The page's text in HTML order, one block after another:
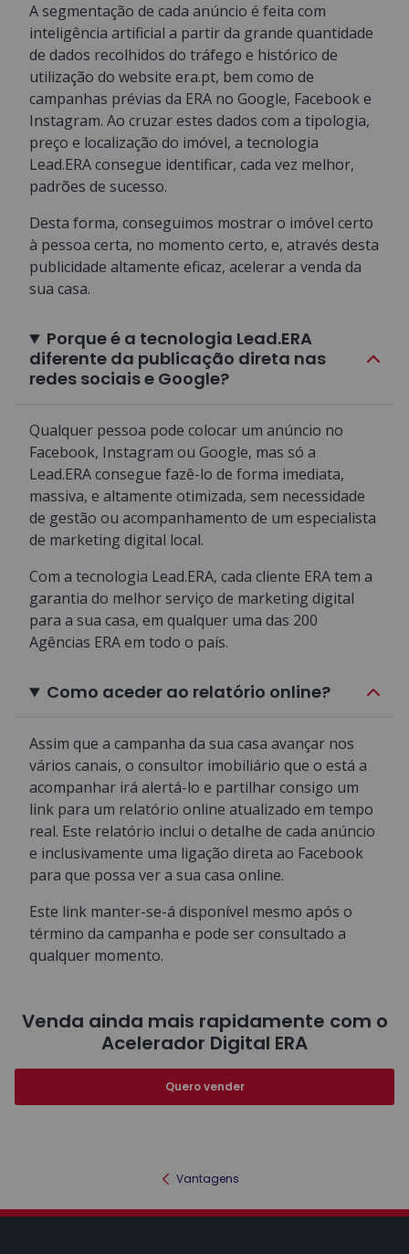
A segmentação de cada anúncio é feita com
inteligência artificial a partir da grande quantidade
de dados recolhidos do tráfego e histórico de
utilização do website era.pt, bem como de
campanhas prévias da ERA no Google, Facebook e
Instagram. Ao cruzar estes dados com a tipologia,
preço e localização do imóvel, a tecnologia
Lead.ERA consegue identificar, cada vez melhor,
padrões de sucesso.
Desta forma, conseguimos mostrar o imóvel certo
à pessoa certa, no momento certo, e, através desta
publicidade altamente eficaz, acelerar a venda da
sua casa.
Porque é a tecnologia Lead.ERA
diferente da publicação direta nas
redes sociais e Google?
Qualquer pessoa pode colocar um anúncio no
Facebook, Instagram ou Google, mas só a
Lead.ERA consegue fazê-lo de forma imediata,
massiva, e altamente otimizada, sem necessidade
de gestão ou acompanhamento de um especialista
de marketing digital local.
Com a tecnologia Lead.ERA, cada cliente ERA tem a
garantia do melhor serviço de marketing digital
para a sua casa, em qualquer uma das 200
Agências ERA em todo o país.
Como aceder ao relatório online?
Assim que a campanha da sua casa avançar nos
vários canais, o consultor imobiliário que o está a
acompanhar irá alertá-lo e partilhar consigo um
link para um relatório online atualizado em tempo
real. Este relatório inclui o detalhe de cada anúncio
e inclusivamente uma ligação direta ao Facebook
para que possa ver a sua casa online.
Este link manter-se-á disponível mesmo após o
término da campanha e pode ser consultado a
qualquer momento.
Venda ainda mais rapidamente com o
Acelerador Digital ERA
Quero vender
Vantagens